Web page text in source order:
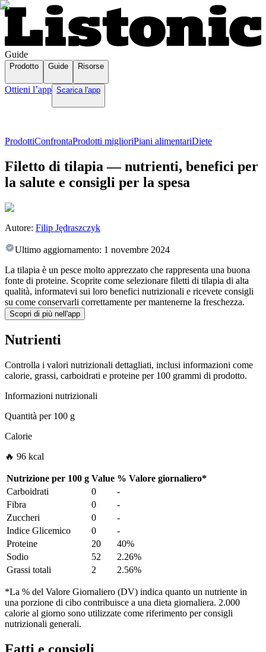
Guide
Prodotto Guide Risorse
Ottieni l’app Scarica l'app
ProdottiConfrontaProdotti miglioriPiani alimentariDiete
Filetto di tilapia — nutrienti, benefici per
la salute e consigli per la spesa
Autore: Filip Jędraszczyk
Ultimo aggiornamento: 1 novembre 2024
La tilapia è un pesce molto apprezzato che rappresenta una buona
fonte di proteine. Scoprite come selezionare filetti di tilapia di alta
qualità, informatevi sui loro benefici nutrizionali e ricevete consigli
su come conservarli correttamente per mantenerne la freschezza.
Scopri di più nell'app
Nutrienti
Controlla i valori nutrizionali dettagliati, inclusi informazioni come
calorie, grassi, carboidrati e proteine per 100 grammi di prodotto.
Informazioni nutrizionali
Quantità per100 g
Calorie
🔥 96 kcal
Nutrizione per 100 g Value % Valore giornaliero*
Carboidrati
0
-
Fibra
0
-
Zuccheri
0
-
Indice Glicemico
0
-
Proteine
20
40%
Sodio
52
2.26%
Grassi totali
2 2.56%
*La % del Valore Giornaliero (DV) indica quanto un nutriente in
una porzione di cibo contribuisce a una dieta giornaliera. 2.000
calorie al giorno sono utilizzate come riferimento per consigli
nutrizionali generali.